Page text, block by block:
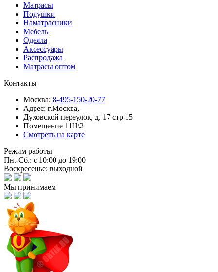
Матрасы
Подушки
Наматрасники
Мебель
Одеяла
Аксессуары
Распродажа
Матрасы оптом
Контакты
Москва: 8-495-150-20-77
Адрес: г.Москва,
Духовской переулок, д. 17 стр 15
Помещение 11Н\2
Смотреть на карте
Режим работы
Пн.-Сб.: с 10:00 до 19:00
Воскресенье: выходной
Мы принимаем